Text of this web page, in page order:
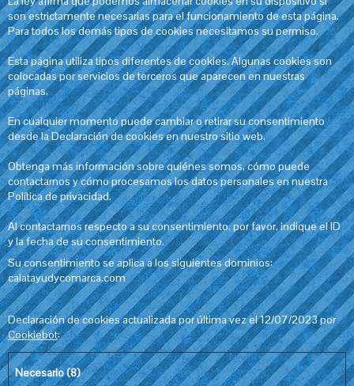
son estrictamente necesarias para el funcionamiento de esta página.
Para todos los demás tipos de cookies necesitamos su permiso.
Esta página utiliza tipos diferentes de cookies. Algunas cookies son
colocadas por servicios de terceros que aparecen en nuestras
páginas.
En cualquier momento puede cambiar o retirar su consentimiento
desde la Declaración de cookies en nuestro sitio web.
Obtenga más información sobre quiénes somos, cómo puede
contactarnos y cómo procesamos los datos personales en nuestra
Política de privacidad.
Al contactarnos respecto a su consentimiento, por favor, indique el ID
y la fecha de su consentimiento.
Su consentimiento se aplica a los siguientes dominios:
calatayudycomarca.com
Declaración de cookies actualizada por última vez el 12/07/2023 por
Cookiebot:
Necesario (8)